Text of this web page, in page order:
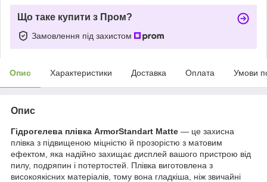
Що таке купити з Пром?
Замовлення під захистом
Опис Характеристики Доставка Оплата Умови
Опис
Гідрогелева плівка ArmorStandart Matte — це захисна
плівка з підвищеною міцністю й прозорістю з матовим
ефектом, яка надійно захищає дисплей вашого пристрою від
пилу, подряпин і потертостей. Плівка виготовлена з
високоякісних матеріалів, тому вона гладкіша, ніж звичайні